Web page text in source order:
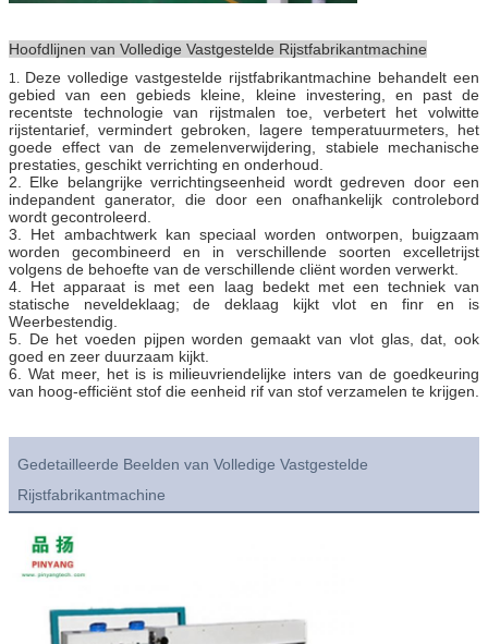
Hoofdlijnen van Volledige Vastgestelde Rijstfabrikantmachine
1. Deze volledige vastgestelde rijstfabrikantmachine behandelt een
gebied van een gebieds kleine, kleine investering, en past de
recentste technologie van rijstmalen toe, verbetert het volwitte
rijstentarief, vermindert gebroken, lagere temperatuurmeters, het
goede effect van de zemelenverwijdering, stabiele mechanische
prestaties, geschikt verrichting en onderhoud.
2. Elke belangrijke verrichtingseenheid wordt gedreven door een
indepandent ganerator, die door een onafhankelijk controlebord
wordt gecontroleerd.
3. Het ambachtwerk kan speciaal worden ontworpen, buigzaam
worden gecombineerd en in verschillende soorten excelletrijst
volgens de behoefte van de verschillende cliënt worden verwerkt.
4. Het apparaat is met een laag bedekt met een techniek van
statische neveldeklaag; de deklaag kijkt vlot en finr en is
Weerbestendig.
5. De het voeden pijpen worden gemaakt van vlot glas, dat, ook
goed en zeer duurzaam kijkt.
6. Wat meer, het is is milieuvriendelijke inters van de goedkeuring
van hoog-efficiënt stof die eenheid rif van stof verzamelen te krijgen.
Gedetailleerde Beelden van Volledige Vastgestelde
Rijstfabrikantmachine